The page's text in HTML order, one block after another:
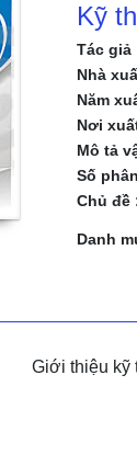
Kỹ
Tác giả
Nhà
Năm
Nơi
Mô tả
Số
Chủ đề
Danh
Giới thiệu kỹ